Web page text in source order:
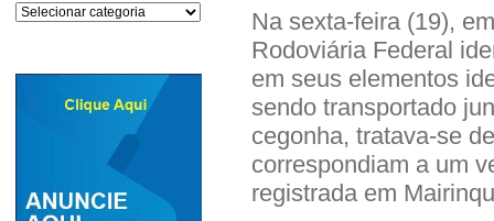
Categorias
Na sexta-feira (19),
Rodoviária Federal
em seus elementos
sendo transportado
cegonha, tratava-se
correspondiam a um
registrada em